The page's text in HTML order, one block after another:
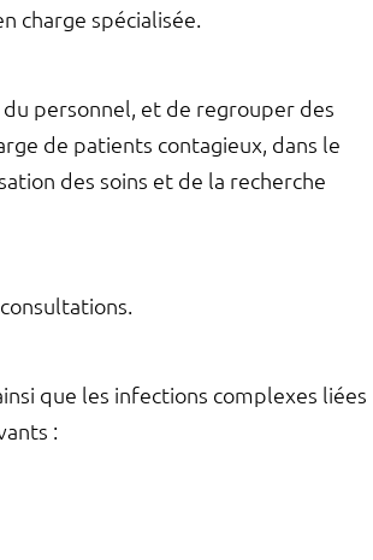
charge spécialisée.
personnel, et de regrouper des
de patients contagieux, dans le
des soins et de la recherche
que les infections complexes liées
: